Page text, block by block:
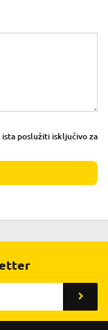
ista poslužiti isključivo za